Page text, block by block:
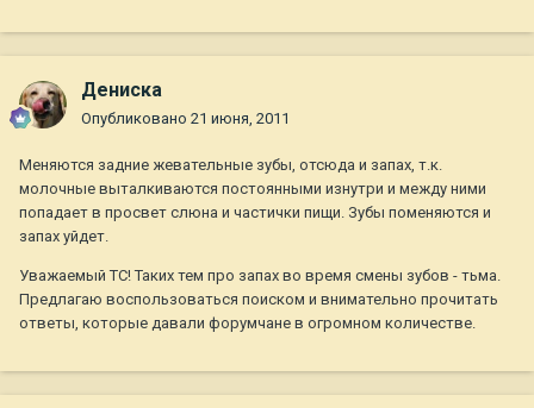
Дениска
Опубликовано 21 июня, 2011
Меняются задние жевательные зубы, отсюда и запах, т.к.
молочные выталкиваются постоянными изнутри и между ними
попадает в просвет слюна и частички пищи. Зубы поменяются и
запах уйдет.
Уважаемый ТС! Таких тем про запах во время смены зубов - тьма.
Предлагаю воспользоваться поиском и внимательно прочитать
ответы, которые давали форумчане в огромном количестве.